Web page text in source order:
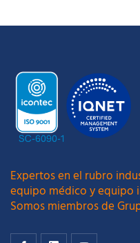
Expertos en el rubro
equipo médico y equipo
Somos miembros de